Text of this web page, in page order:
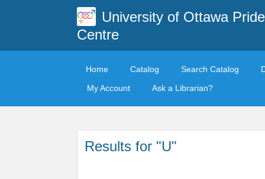
University of Ottawa Pride
Centre
Home Catalog Search Catalog
My Account
Ask a Librarian?
Results for "U"